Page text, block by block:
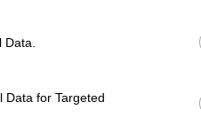
Data for Targeted